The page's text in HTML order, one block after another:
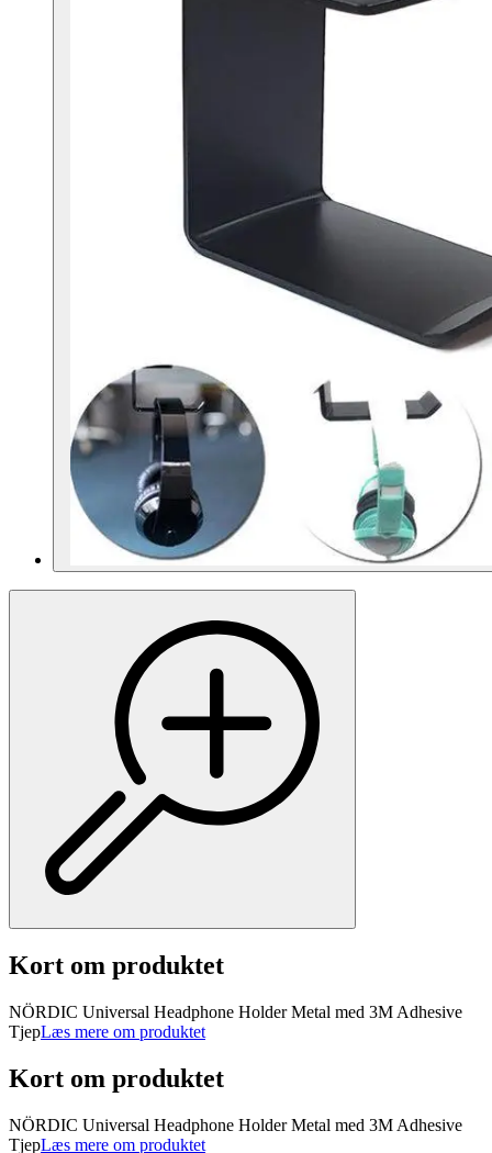
Kort om produktet
NÖRDIC Universal Headphone Holder Metal med 3M Adhesive
TjepLæs mere om produktet
Kort om produktet
NÖRDIC Universal Headphone Holder Metal med 3M Adhesive
TjepLæs mere om produktet